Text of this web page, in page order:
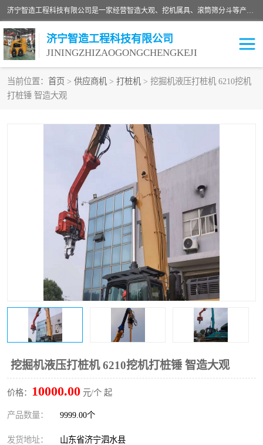
济宁智造工程科技有限公司是一家经营智造大观、挖机属具、滚筒筛分斗等产品的滑移装载机厂家。济宁智造工程科技有限公司奉行以质量赢得用户，诚信为本，互利共赢的宗旨，依靠雄厚的技术力量，科学的管理制度，先进的加工检测设备，始终坚持以客户为中心，免费咨询！
济宁智造工程科技有限公司
JININGZHIZAOGONGCHENGKEJI
当前位置： 首页 > 供应商机 > 打桩机 > 挖掘机液压打桩机 6210挖机
打桩锤 智造大观
挖掘机液压打桩机 6210挖机打桩锤 智造大观
价格： 10000.00 元/个 起
产品数量： 9999.00个
发货地址： 山东省济宁泗水县
振动夯
移动破碎机
粉碎钳
土壤修复
开沟机
破碎机
打桩机 压路机
枕木机 滑移装载机
清扫器
挖树机 拓荒机
滚筒筛
挖掘机破碎斗